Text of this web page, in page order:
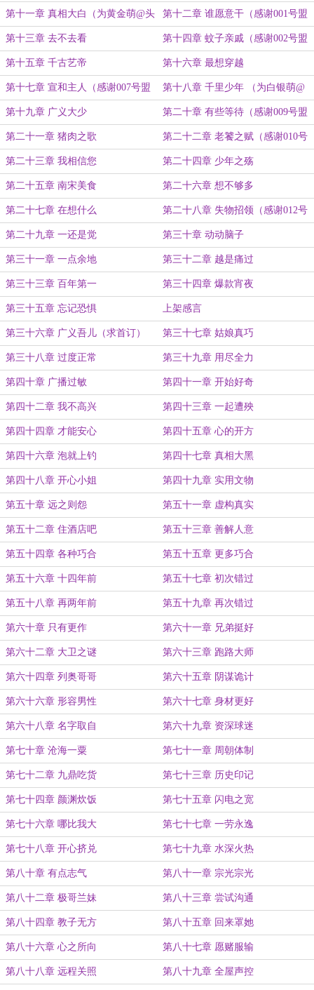
墨粉加更⑦⑧）
第十一章 真相大白（为黄金萌@头
号墨粉加更⑨⑩）
第十二章 谁愿意干（感谢001号盟
主@程_达）
第十三章 去不去看 第十四章 蚊子亲戚（感谢002号盟
主@萧潇潇雨）
第十五章 千古艺帝 第十六章 最想穿越
第十七章 宣和主人（感谢007号盟
主@子车沉琚）
第十八章 千里少年 （为白银萌@
幻羽加更）
第十九章 广义大少 第二十章 有些等待（感谢009号盟
主@煲仔肘子）
第二十一章 猪肉之歌 第二十二章 老饕之赋（感谢010号
盟主@上山打老虎额）
第二十三章 我相信您 第二十四章 少年之殇
第二十五章 南宋美食 第二十六章 想不够多
第二十七章 在想什么 第二十八章 失物招领（感谢012号
盟主@云水莫负）
第二十九章 一还是觉 第三十章 动动脑子
第三十一章 一点余地 第三十二章 越是痛过
第三十三章 百年第一 第三十四章 爆款宵夜
第三十五章 忘记恐惧 上架感言
第三十六章 广义吾儿（求首订） 第三十七章 姑娘真巧
第三十八章 过度正常 第三十九章 用尽全力
第四十章 广播过敏 第四十一章 开始好奇
第四十二章 我不高兴 第四十三章 一起遭殃
第四十四章 才能安心 第四十五章 心的开方
第四十六章 泡就上钓 第四十七章 真相大黑
第四十八章 开心小姐 第四十九章 实用文物
第五十章 远之则怨 第五十一章 虚构真实
第五十二章 住酒店吧 第五十三章 善解人意
第五十四章 各种巧合 第五十五章 更多巧合
第五十六章 十四年前 第五十七章 初次错过
第五十八章 再两年前 第五十九章 再次错过
第六十章 只有更作 第六十一章 兄弟挺好
第六十二章 大卫之谜 第六十三章 跑路大师
第六十四章 列奥哥哥 第六十五章 阴谋诡计
第六十六章 形容男性 第六十七章 身材更好
第六十八章 名字取自 第六十九章 资深球迷
第七十章 沧海一粟 第七十一章 周朝体制
第七十二章 九鼎吃货 第七十三章 历史印记
第七十四章 颜渊炊饭 第七十五章 闪电之宽
第七十六章 哪比我大 第七十七章 一劳永逸
第七十八章 开心挤兑 第七十九章 水深火热
第八十章 有点志气 第八十一章 宗光宗光
第八十二章 极哥兰妹 第八十三章 尝试沟通
第八十四章 教子无方 第八十五章 回来罩她
第八十六章 心之所向 第八十七章 愿赌服输
第八十八章 远程关照 第八十九章 全屋声控